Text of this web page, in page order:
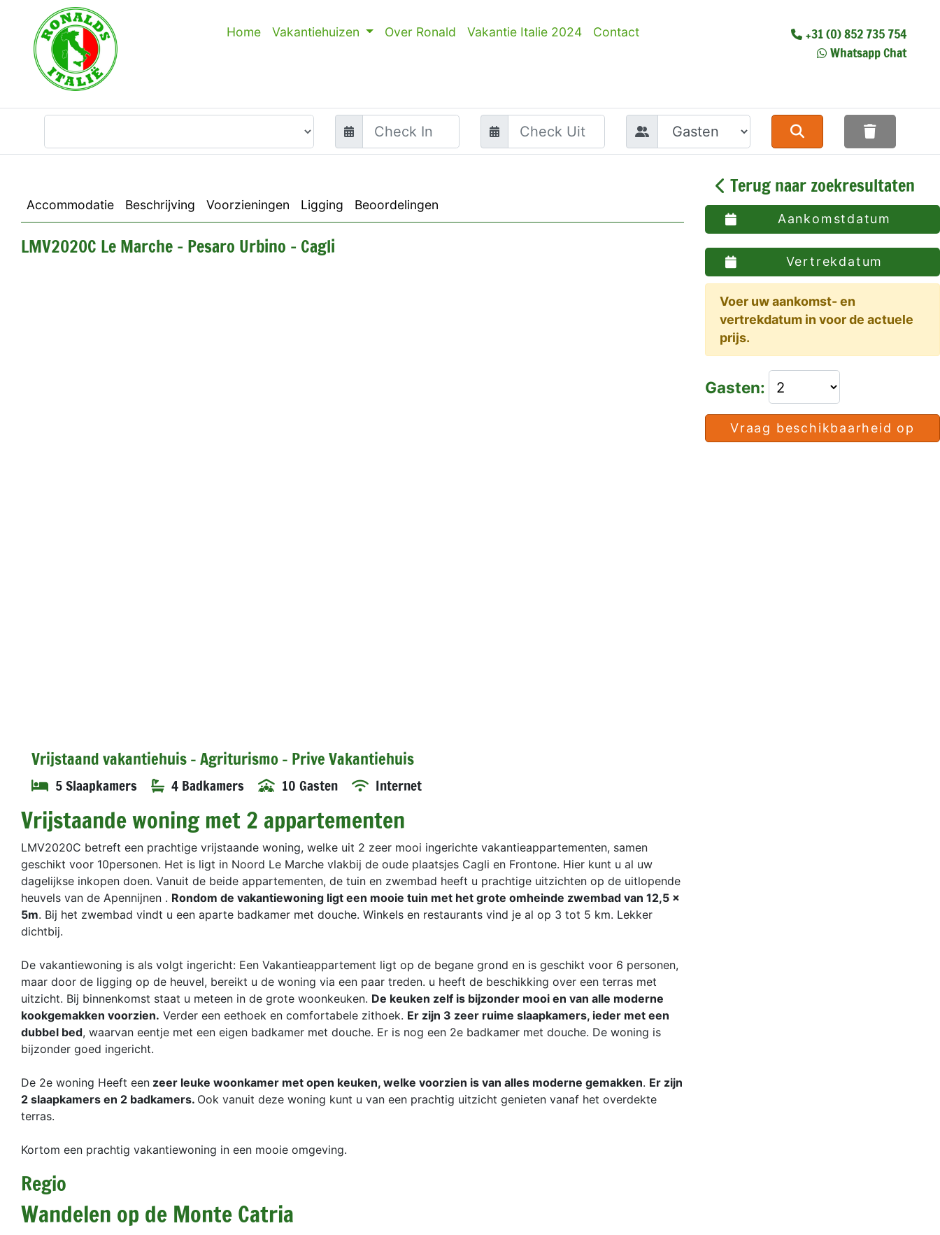
Home Vakantiehuizen Over Ronald Vakantie Italie 2024 Contact
+31 (0) 852 735 754
Whatsapp Chat
wilt u heen?
Accommodatie Beschrijving Voorzieningen Ligging Beoordelingen
LMV2020C Le Marche - Pesaro Urbino - Cagli
Vrijstaand vakantiehuis - Agriturismo - Prive Vakantiehuis
5 Slaapkamers 4 Badkamers 10 Gasten Internet
Vrijstaande woning met 2 appartementen
LMV2020C betreft een prachtige vrijstaande woning, welke uit 2 zeer mooi ingerichte vakantieappartementen, samen
geschikt voor 10personen. Het is ligt in Noord Le Marche vlakbij de oude plaatsjes Cagli en Frontone. Hier kunt u al uw
dagelijkse inkopen doen. Vanuit de beide appartementen, de tuin en zwembad heeft u prachtige uitzichten op de uitlopende
heuvels van de Apennijnen . Rondom de vakantiewoning ligt een mooie tuin met het grote omheinde zwembad van 12,5 x
5m. Bij het zwembad vindt u een aparte badkamer met douche. Winkels en restaurants vind je al op 3 tot 5 km. Lekker
dichtbij.
De vakantiewoning is als volgt ingericht: Een Vakantieappartement ligt op de begane grond en is geschikt voor 6 personen,
maar door de ligging op de heuvel, bereikt u de woning via een paar treden. u heeft de beschikking over een terras met
uitzicht. Bij binnenkomst staat u meteen in de grote woonkeuken. De keuken zelf is bijzonder mooi en van alle moderne
kookgemakken voorzien. Verder een eethoek en comfortabele zithoek. Er zijn 3 zeer ruime slaapkamers, ieder met een
dubbel bed, waarvan eentje met een eigen badkamer met douche. Er is nog een 2e badkamer met douche. De woning is
bijzonder goed ingericht.
De 2e woning Heeft een zeer leuke woonkamer met open keuken, welke voorzien is van alles moderne gemakken. Er zijn
2 slaapkamers en 2 badkamers. Ook vanuit deze woning kunt u van een prachtig uitzicht genieten vanaf het overdekte
terras.
Kortom een prachtig vakantiewoning in een mooie omgeving.
Regio
Wandelen op de Monte Catria
Terug naar zoekresultaten
Aankomstdatum
Vertrekdatum
Voer uw aankomst- en
vertrekdatum in voor de actuele
prijs.
Gasten:
Vraag beschikbaarheid op